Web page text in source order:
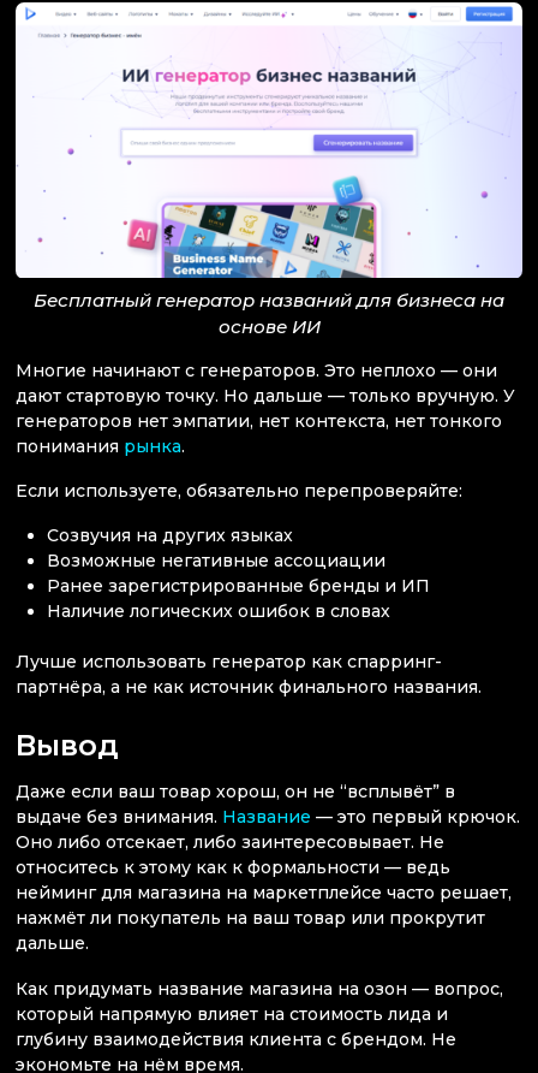
Бесплатный генератор названий для бизнеса на
основе ИИ
Многие начинают с генераторов. Это неплохо — они
дают стартовую точку. Но дальше — только вручную. У
генераторов нет эмпатии, нет контекста, нет тонкого
понимания рынка.
Если используете, обязательно перепроверяйте:
Созвучия на других языках
Возможные негативные ассоциации
Ранее зарегистрированные бренды и ИП
Наличие логических ошибок в словах
Лучше использовать генератор как спарринг-
партнёра, а не как источник финального названия.
Вывод
Даже если ваш товар хорош, он не “всплывёт” в
выдаче без внимания. Название — это первый крючок.
Оно либо отсекает, либо заинтересовывает. Не
относитесь к этому как к формальности — ведь
нейминг для магазина на маркетплейсе часто решает,
нажмёт ли покупатель на ваш товар или прокрутит
дальше.
Как придумать название магазина на озон — вопрос,
который напрямую влияет на стоимость лида и
глубину взаимодействия клиента с брендом. Не
экономьте на нём время.